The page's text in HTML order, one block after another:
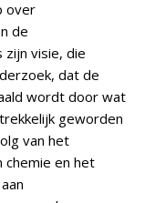
over
de
zijn visie, die
dat de
wordt door wat
geworden
van het
chemie en het